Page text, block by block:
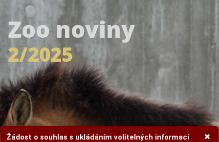
Žádost o souhlas s ukládáním volitelných informací
Zoo noviny
2/2025